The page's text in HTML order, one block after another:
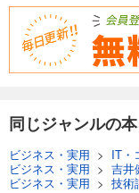
同じジャンルの
ビジネス・実用 > IT・
ビジネス・実用 > 吉井
ビジネス・実用 > 技術